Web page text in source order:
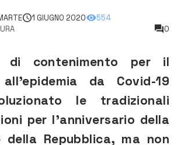
1 GIUGNO 2020
554
0
di contenimento per il
da Covid-19
le tradizionali
per l’anniversario della
della Repubblica, ma non